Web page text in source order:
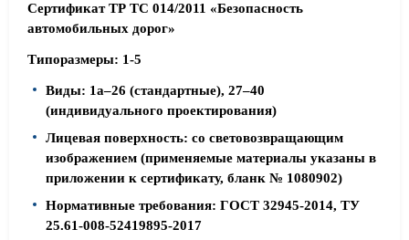
Сертификат ТР ТС 014/2011 «Безопасность
автомобильных дорог»
Типоразмеры: 1-5
Виды: 1а–26 (стандартные), 27–40
(индивидуального проектирования)
Лицевая поверхность: со световозвращающим
изображением (применяемые материалы указаны в
приложении к сертификату, бланк № 1080902)
Нормативные требования: ГОСТ 32945-2014, ТУ
25.61-008-52419895-2017